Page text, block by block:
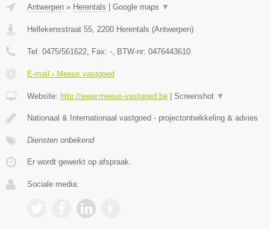
Antwerpen » Herentals Google maps ▼
Hellekensstraat 55, 2200 Herentals (Antwerpen)
Tel: 0475/561622, Fax: -, BTW-nr: 0476443610
E-mail › Meeus vastgoed
Website: http://www.meeus-vastgoed.be Screenshot ▼
Nationaal & Internationaal vastgoed - projectontwikkeling & advies
Diensten onbekend
Er wordt gewerkt op afspraak.
Sociale media: